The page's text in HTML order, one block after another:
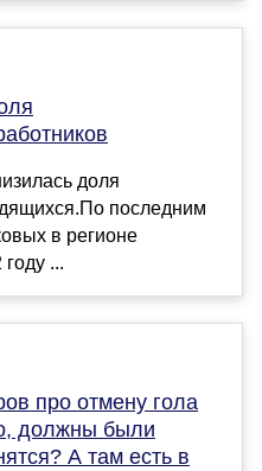
доля
последним
в регионе
...
про отмену гола
должны были
А там есть в